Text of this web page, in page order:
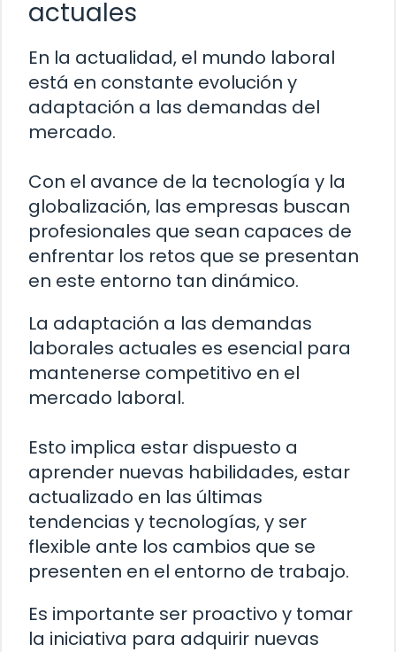
actuales
En la actualidad, el mundo laboral
está en constante evolución y
adaptación a las demandas del
mercado.
Con el avance de la tecnología y la
globalización, las empresas buscan
profesionales que sean capaces de
enfrentar los retos que se presentan
en este entorno tan dinámico.
La adaptación a las demandas
laborales actuales es esencial para
mantenerse competitivo en el
mercado laboral.
Esto implica estar dispuesto a
aprender nuevas habilidades, estar
actualizado en las últimas
tendencias y tecnologías, y ser
flexible ante los cambios que se
presenten en el entorno de trabajo.
Es importante ser proactivo y tomar
la iniciativa para adquirir nuevas